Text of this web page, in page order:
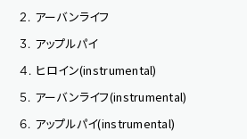
fanstream
2. アーバンライフ
3. アップルパイ
4. ヒロイン(instrumental)
5. アーバンライフ(instrumental)
6. アップルパイ(instrumental)